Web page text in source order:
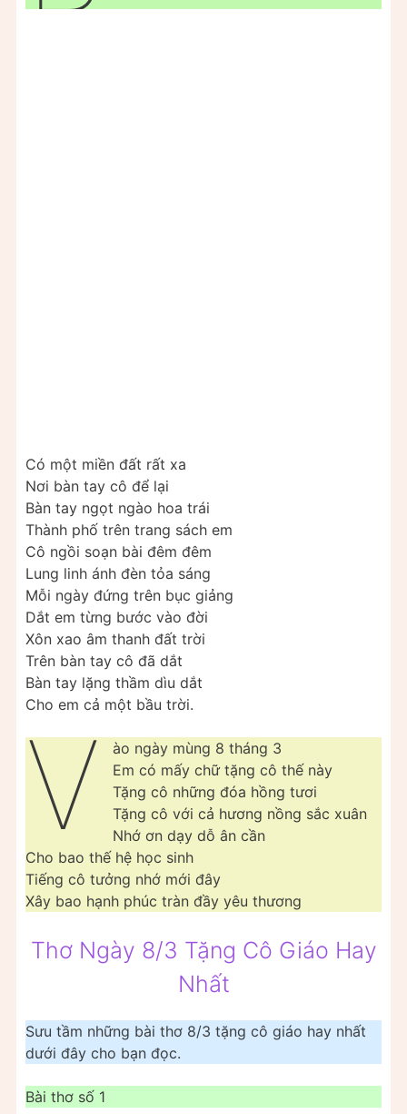
Có một miền đất rất xa
Nơi bàn tay cô để lại
Bàn tay ngọt ngào hoa trái
Thành phố trên trang sách em
Cô ngồi soạn bài đêm đêm
Lung linh ánh đèn tỏa sáng
Mỗi ngày đứng trên bục giảng
Dắt em từng bước vào đời
Xôn xao âm thanh đất trời
Trên bàn tay cô đã dắt
Bàn tay lặng thầm dìu dắt
Cho em cả một bầu trời.
V
ào ngày mùng 8 tháng 3
Em có mấy chữ tặng cô thế này
Tặng cô những đóa hồng tươi
Tặng cô với cả hương nồng sắc xuân
Nhớ ơn dạy dỗ ân cần
Cho bao thế hệ học sinh
Tiếng cô tưởng nhớ mới đây
Xây bao hạnh phúc tràn đầy yêu thương
Thơ Ngày 8/3 Tặng Cô Giáo Hay
Nhất
Sưu tầm những bài thơ 8/3 tặng cô giáo hay nhất
dưới đây cho bạn đọc.
Bài thơ số 1